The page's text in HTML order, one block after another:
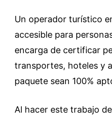
Un operador turístico
accesible para
encarga de certificar
transportes, hoteles y
paquete sean 100%
Al hacer este trabajo